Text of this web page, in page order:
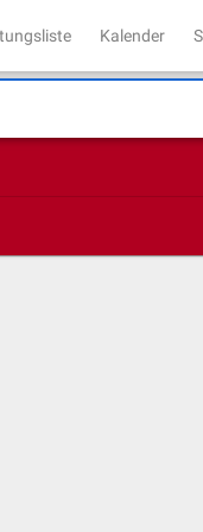
Kalender